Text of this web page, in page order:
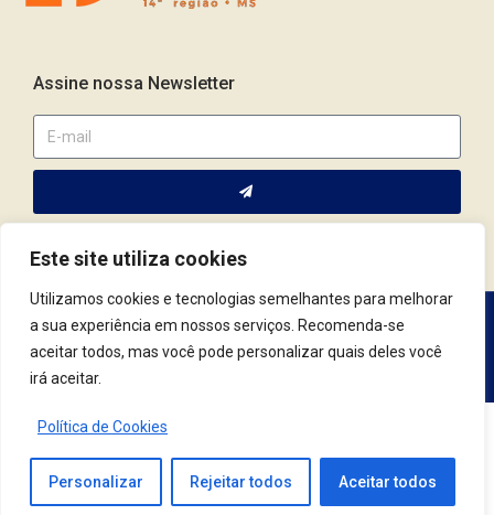
Este site utiliza cookies
Utilizamos cookies e tecnologias semelhantes para melhorar
a sua experiência em nossos serviços. Recomenda-se
aceitar todos, mas você pode personalizar quais deles você
irá aceitar.
Política de Cookies
Personalizar Rejeitar todos Aceitar todos
Assine nossa Newsletter
Av. Fernando Corrêa da Costa, 2044 | Cep.: 79.004-311 | Campo
Grande / MS | (67) 3382.4801 | (67) 9123.7759